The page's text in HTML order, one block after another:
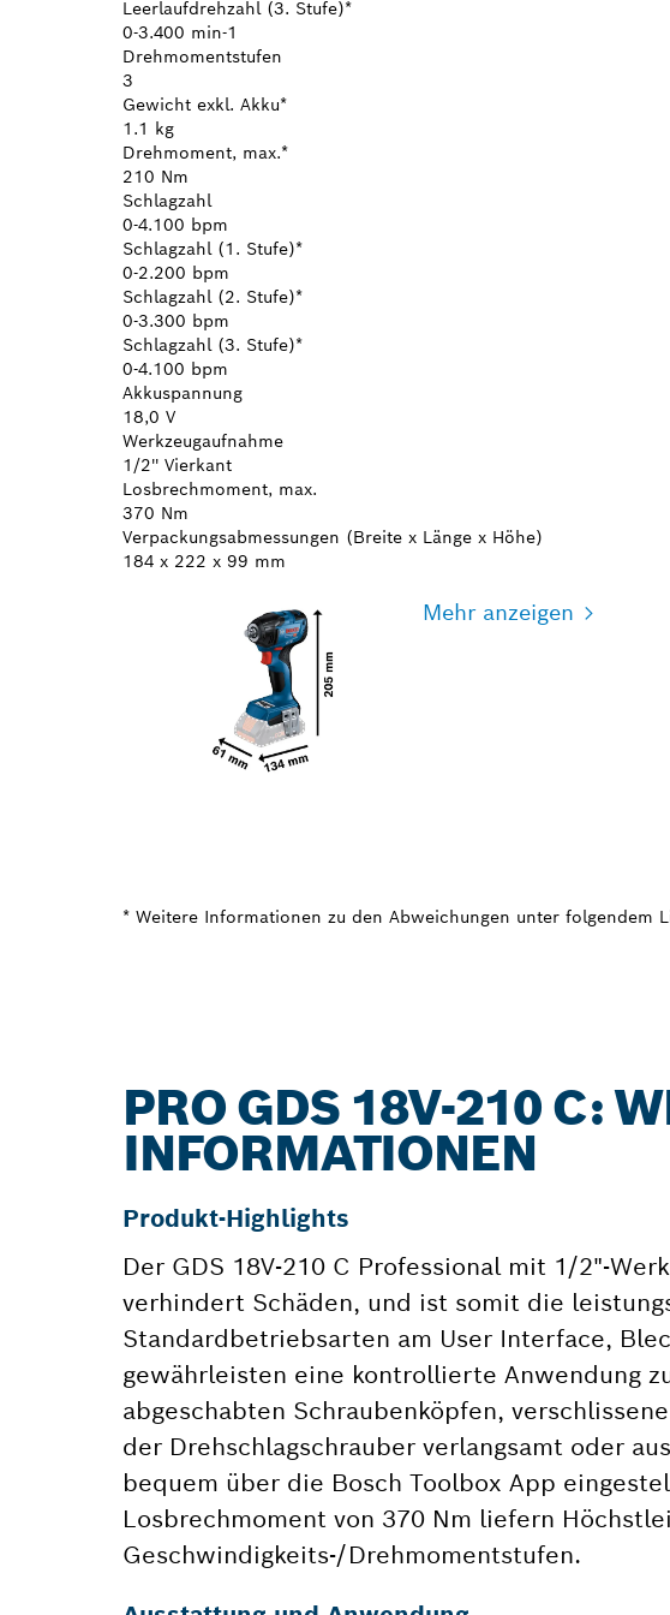
Leerlaufdrehzahl (3. Stufe)*
0-3.400 min-1
Drehmomentstufen
3
Gewicht exkl. Akku*
1.1 kg
Drehmoment, max.*
210 Nm
Schlagzahl
0-4.100 bpm
Schlagzahl (1. Stufe)*
0-2.200 bpm
Schlagzahl (2. Stufe)*
0-3.300 bpm
Schlagzahl (3. Stufe)*
0-4.100 bpm
Akkuspannung
18,0 V
Werkzeugaufnahme
1/2'' Vierkant
Losbrechmoment, max.
370 Nm
Verpackungsabmessungen (Breite x Länge x Höhe)
184 x 222 x 99 mm
Mehr anzeigen
* Weitere Informationen zu den Abweichungen unter folgendem
PRO GDS 18V-210 C:
INFORMATIONEN
Produkt-Highlights
Der GDS 18V-210 C Professional mit 1/2"-
verhindert Schäden, und ist somit die
Standardbetriebsarten am User Interface,
gewährleisten eine kontrollierte Anwendung
abgeschabten Schraubenköpfen,
der Drehschlagschrauber verlangsamt oder
bequem über die Bosch Toolbox App
Losbrechmoment von 370 Nm liefern
Geschwindigkeits-/Drehmomentstufen.